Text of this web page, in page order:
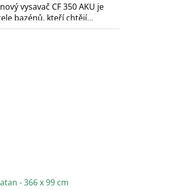
vysavač CF 350 AKU je
bazénů, kteří chtějí...
- 366 x 99 cm